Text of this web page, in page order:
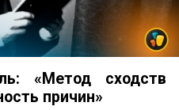
«Метод сходств
причин»